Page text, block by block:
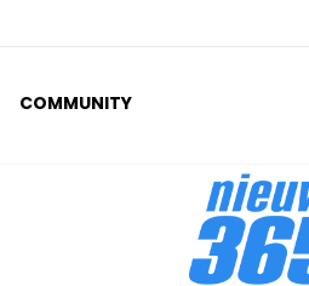
COMMUNITY